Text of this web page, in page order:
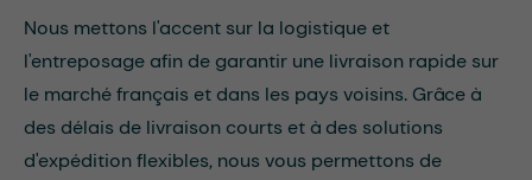
Nous mettons l'accent sur la logistique et
l'entreposage afin de garantir une livraison rapide sur
le marché français et dans les pays voisins. Grâce à
des délais de livraison courts et à des solutions
d'expédition flexibles, nous vous permettons de